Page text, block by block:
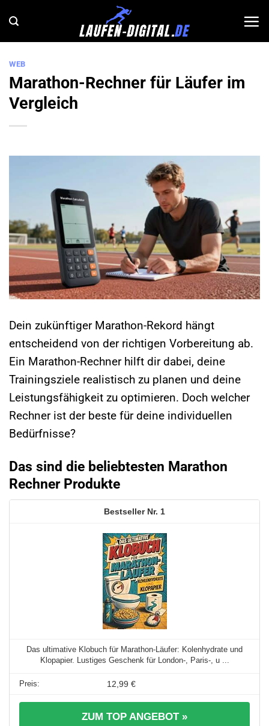
Inhalt
springen
WEB
Marathon-Rechner für Läufer im
Vergleich
Dein zukünftiger Marathon-Rekord hängt
entscheidend von der richtigen Vorbereitung ab.
Ein Marathon-Rechner hilft dir dabei, deine
Trainingsziele realistisch zu planen und deine
Leistungsfähigkeit zu optimieren. Doch welcher
Rechner ist der beste für deine individuellen
Bedürfnisse?
Das sind die beliebtesten Marathon
Rechner Produkte
1
Das ultimative Klobuch für Marathon-Läufer: Kolenhydrate und
Klopapier. Lustiges Geschenk für London-, Paris-, u ...
12,99 €
ZUM TOP ANGEBOT »